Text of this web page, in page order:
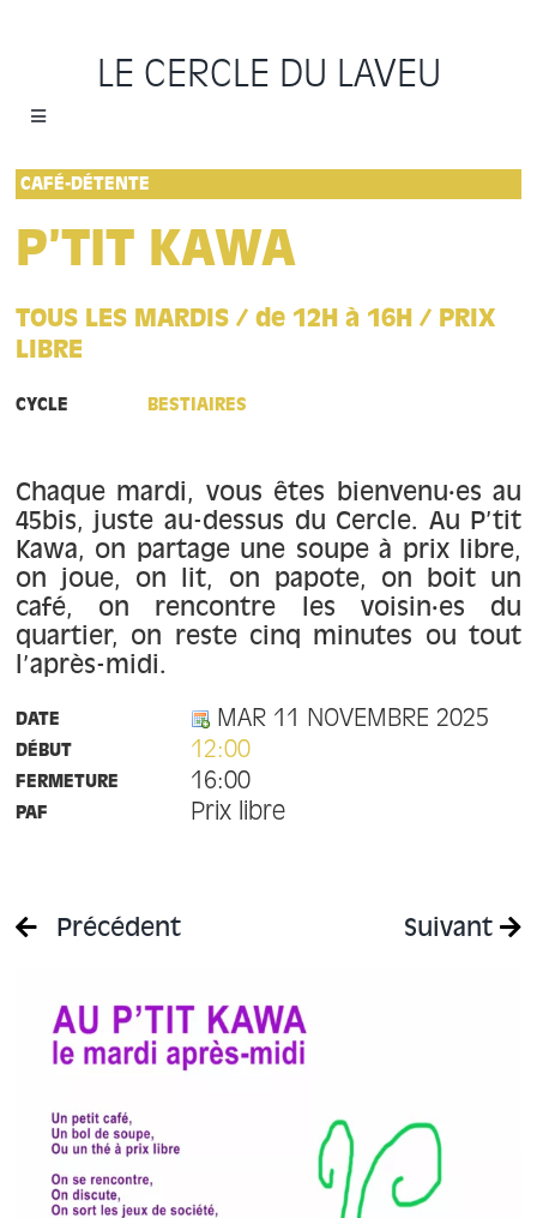
LE CERCLE DU LAVEU
Toggle
Accueil
Cycles
Programme
Location
À propos
Contact
CAFÉ-DÉTENTE
P’TIT KAWA
TOUS LES MARDIS / de 12H à 16H / PRIX
LIBRE
CYCLE BESTIAIRES
Chaque mardi, vous êtes bienvenu·es au
45bis, juste au-dessus du Cercle. Au P’tit
Kawa, on partage une soupe à prix libre,
on joue, on lit, on papote, on boit un
café, on rencontre les voisin·es du
quartier, on reste cinq minutes ou tout
l’après-midi.
DATE MAR 11 NOVEMBRE 2025
DÉBUT 12:00
FERMETURE 16:00
PAF Prix libre
Précédent Suivant